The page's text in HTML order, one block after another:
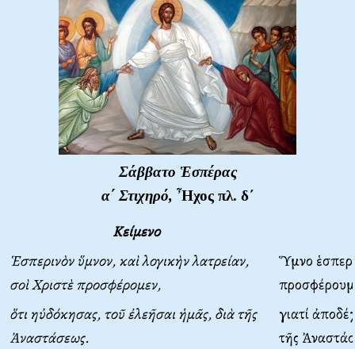
Σάββατο Ἑσπέρας
α΄ Στιχηρό, Ἦχος πλ. δ΄
Κείμενο
Ἑσπερινὸν ὕμνον, καὶ λογικὴν λατρείαν,
σοὶ Χριστὲ προσφέρομεν,
ὅτι ηὐδόκησας, τοῦ ἐλεῆσαι ἡμᾶς, διὰ τῆς
Ἀναστάσεως.
Ὕμνο
γιατί
τῆς